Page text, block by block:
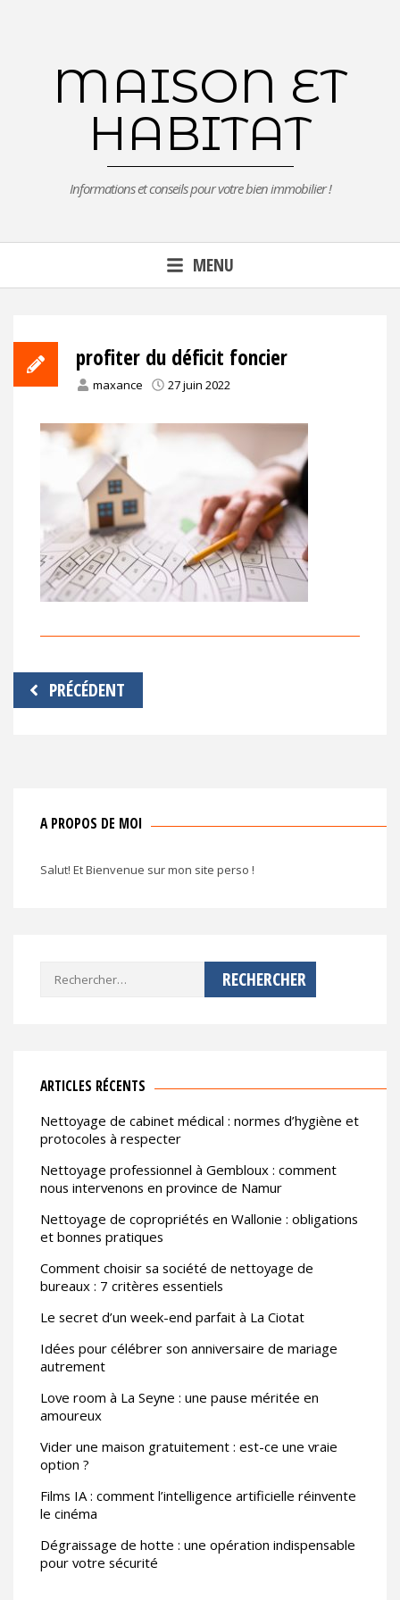
MAISON ET
HABITAT
Informations et conseils pour votre bien immobilier !
MENU
profiter du déficit foncier
maxance 27 juin 2022
Navigation
de
PRÉCÉDENT
A PROPOS DE MOI
Salut! Et Bienvenue sur mon site perso !
Rechercher :
ARTICLES RÉCENTS
Nettoyage de cabinet médical : normes d’hygiène et
protocoles à respecter
Nettoyage professionnel à Gembloux : comment
nous intervenons en province de Namur
Nettoyage de copropriétés en Wallonie : obligations
et bonnes pratiques
Comment choisir sa société de nettoyage de
bureaux : 7 critères essentiels
Le secret d’un week-end parfait à La Ciotat
Idées pour célébrer son anniversaire de mariage
autrement
Love room à La Seyne : une pause méritée en
amoureux
Vider une maison gratuitement : est-ce une vraie
option ?
Films IA : comment l’intelligence artificielle réinvente
le cinéma
Dégraissage de hotte : une opération indispensable
pour votre sécurité